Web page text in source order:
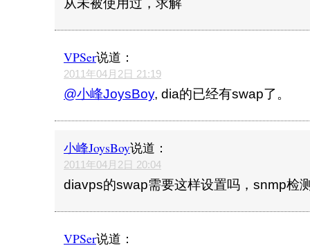
从未被使用过，求解
VPSer说道：
2011年04月2日 21:19
@小峰JoysBoy, dia的已经有swap了。
小峰JoysBoy说道：
2011年04月2日 20:04
diavps的swap需要这样设置吗，snmp检
VPSer说道：